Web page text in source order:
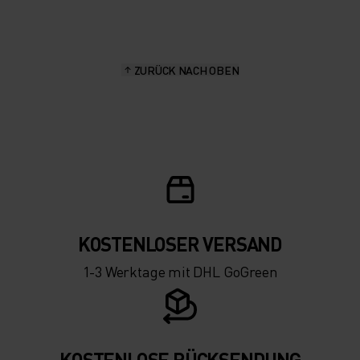
-5°
-5°
ZURÜCK NACH OBEN
KOSTENLOSER VERSAND
1-3 Werktage mit DHL GoGreen